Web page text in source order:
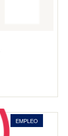
EMPLEO